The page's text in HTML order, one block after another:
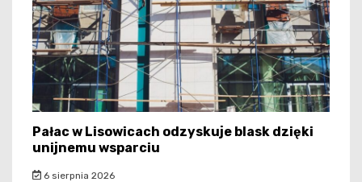
Pałac w Lisowicach odzyskuje blask dzięki
unijnemu wsparciu
6 sierpnia 2026